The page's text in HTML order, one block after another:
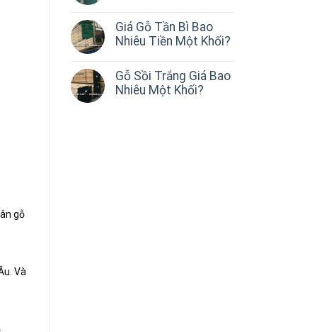
gỗ
Và
Giá Gỗ Tần Bì Bao
Nhiêu Tiền Một Khối?
Gỗ Sồi Trắng Giá Bao
Nhiêu Một Khối?